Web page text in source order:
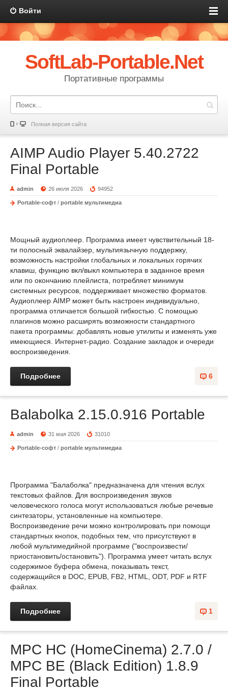
Войти
SoftLab-Portable.Net
Портативные программы
Полная версия сайта
AIMP Audio Player 5.40.2722
Final Portable
admin 26 июля 2026 94952
Portable-софт / portable мультимедиа
Мощный аудиоплеер. Программа имеет чувствительный 18-
ти полосный эквалайзер, мультиязычную поддержку,
возможность настройки глобальных и локальных горячих
клавиш, функцию вкл/выкл компьютера в заданное время
или по окончанию плейлиста, потребляет минимум
системных ресурсов, поддерживает множество форматов.
Аудиоплеер AIMP может быть настроен индивидуально,
программа отличается большой гибкостью. С помощью
плагинов можно расширять возможности стандартного
пакета программы: добавлять новые утилиты и изменять уже
имеющиеся. Интернет-радио. Создание закладок и очереди
воспроизведения.
6
Подробнее
Balabolka 2.15.0.916 Portable
admin 31 мая 2026 31010
Portable-софт / portable мультимедиа
Программа "Балаболка" предназначена для чтения вслух
текстовых файлов. Для воспроизведения звуков
человеческого голоса могут использоваться любые речевые
синтезаторы, установленные на компьютере.
Воспроизведение речи можно контролировать при помощи
стандартных кнопок, подобных тем, что присутствуют в
любой мультимедийной программе ("воспроизвести/
приостановить/остановить"). Программа умеет читать вслух
содержимое буфера обмена, показывать текст,
содержащийся в DOC, EPUB, FB2, HTML, ODT, PDF и RTF
файлах.
1
Подробнее
MPC HC (HomeCinema) 2.7.0 /
MPC BE (Black Edition) 1.8.9
Final Portable